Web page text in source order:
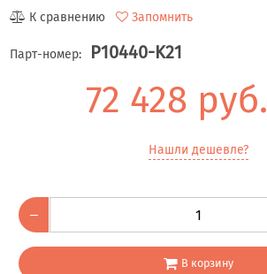
К сравнению Запомнить
Парт-номер: P10440-K21
72 428 руб.
Нашли дешевле?
–
В корзину